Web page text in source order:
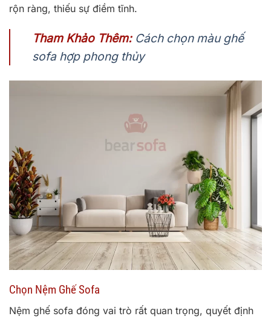
rộn ràng, thiếu sự điềm tĩnh.
Tham Khảo Thêm: Cách chọn màu ghế
sofa hợp phong thủy
Chọn Nệm Ghế Sofa
Nệm ghế sofa đóng vai trò rất quan trọng, quyết định